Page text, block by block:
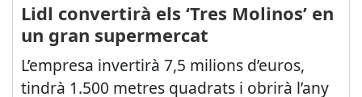
Lidl convertirà els ‘Tres Molinos’ en
un gran supermercat
L’empresa invertirà 7,5 milions d’euros,
tindrà 1.500 metres quadrats i obrirà l’any